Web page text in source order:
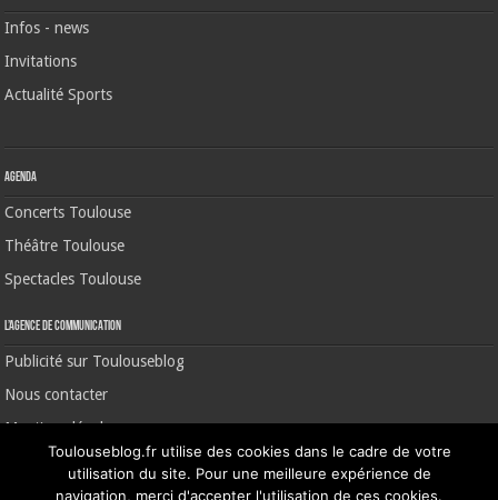
Infos - news
Invitations
Actualité Sports
Agenda
Concerts Toulouse
Théâtre Toulouse
Spectacles Toulouse
L’agence de communication
Publicité sur Toulouseblog
Nous contacter
Mentions légales
Toulouseblog.fr utilise des cookies dans le cadre de votre
utilisation du site. Pour une meilleure expérience de
navigation, merci d'accepter l'utilisation de ces cookies.